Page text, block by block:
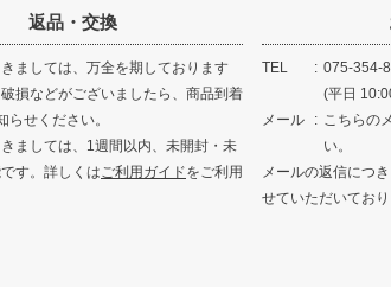
返品・交換
ましては、万全を期しております
損などがございましたら、商品到着
らせください。
ましては、1週間以内、未開封・未
す。詳しくはご利用ガイドをご利用
TEL
075-354-
(平日
メール
こちらの
い。
メールの返信につ
せていただいており